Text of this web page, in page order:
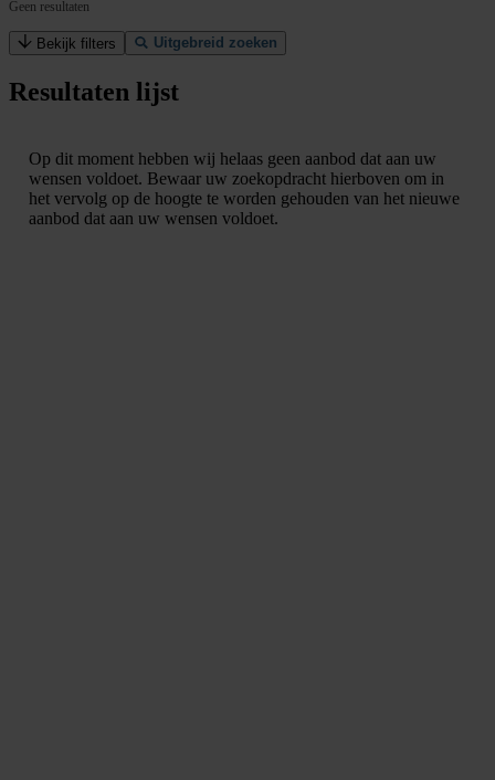
Geen resultaten
Bekijk filters Uitgebreid zoeken
Resultaten lijst
Op dit moment hebben wij helaas geen aanbod dat aan uw
wensen voldoet. Bewaar uw zoekopdracht hierboven om in
het vervolg op de hoogte te worden gehouden van het nieuwe
aanbod dat aan uw wensen voldoet.